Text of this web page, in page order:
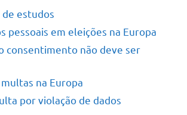
estudos
pessoais em eleições na Europa
consentimento não deve ser
na Europa
por violação de dados